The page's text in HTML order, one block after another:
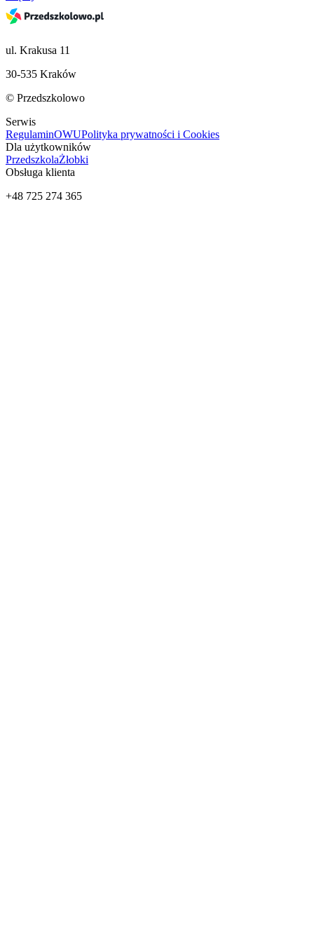
ul. Krakusa 11
30-535 Kraków
© Przedszkolowo
Serwis
RegulaminOWUPolityka prywatności i Cookies
Dla użytkowników
PrzedszkolaŻłobki
Obsługa klienta
+48 725 274 365